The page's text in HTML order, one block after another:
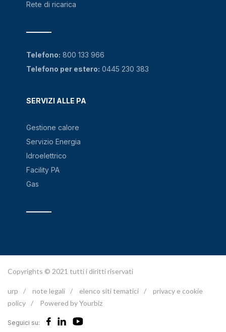
Rete di ricarica
SERVIZI ALLE PA
Gestione calore
Servizio Energia
Idroelettrico
Facility PA
Gas
Telefono: 800 133 966
Telefono per estero: 0445 230 383
Copyrights © 2021 tutti i diritti riservati
urp / note legali / elenco siti tematici /
privacy e cookie
policy / Powered by Yourbiz
Seguici su: